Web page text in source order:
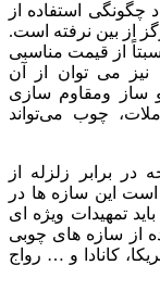
استفاده از
از بین نرفته است.
از قیمت مناسبی
می توان از آن
ساز ومقاوم سازی
چوب می‌تواند
برابر زلزله از
این سازه ها در
تمهیدات ویژه ای
از سازه های چوبی
کانادا و … رواج